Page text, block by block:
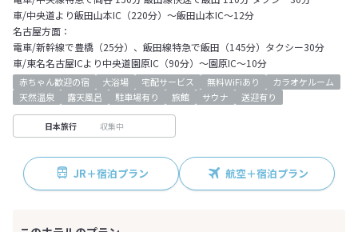
車/中央道より飯田山本IC（220分）～飯田山本IC～12分
名古屋方面：
電車/新幹線で豊橋（25分）、飯田線特急で飯田（145分）タクシー30分
車/東名名古屋ICより中央道園原IC（90分）～園原IC～10分
赤ちゃん歓迎の宿 大浴場 宅配サービス 無料WiFiあり
カラオケルーム
天然温泉
露天風呂 駐車場有り 旅館 サウナ 送迎有り
日本旅行 収集中
JR＋宿泊プラン 航空＋宿泊プラン